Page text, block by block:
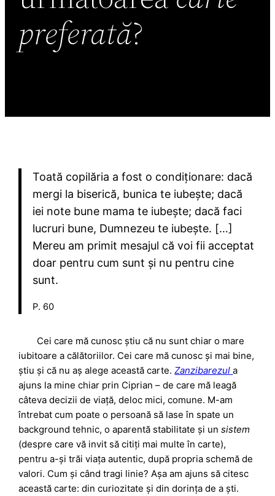
preferată?
Toată copilăria a fost o condiționare: dacă
mergi la biserică, bunica te iubește; dacă
iei note bune mama te iubește; dacă faci
lucruri bune, Dumnezeu te iubește. […]
Mereu am primit mesajul că voi fii acceptat
doar pentru cum sunt și nu pentru cine
sunt.
P. 60
Cei care mă cunosc știu că nu sunt chiar o mare
iubitoare a călătoriilor. Cei care mă cunosc și mai bine,
știu și că nu aș alege această carte.Zanzibarezula
ajuns la mine chiar prin Ciprian– de care mă leagă
câteva decizii de viață, deloc mici, comune. M-am
întrebat cum poate o persoană să lase în spate un
background tehnic, o aparentă stabilitate și unsistem
(despre care vă invit să citiți mai multe în carte),
pentru a-și trăi viața autentic, după propria schemă de
valori. Cum și când tragi linie? Așa am ajuns să citesc
această carte: din curiozitate și din dorința de a ști.